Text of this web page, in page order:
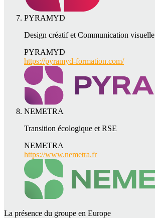
PYRAMYD
Design créatif et Communication visuelle
PYRAMYD
https://pyramyd-formation.com/
NEMETRA
Transition écologique et RSE
NEMETRA
https://www.nemetra.fr
La présence du groupe en Europe